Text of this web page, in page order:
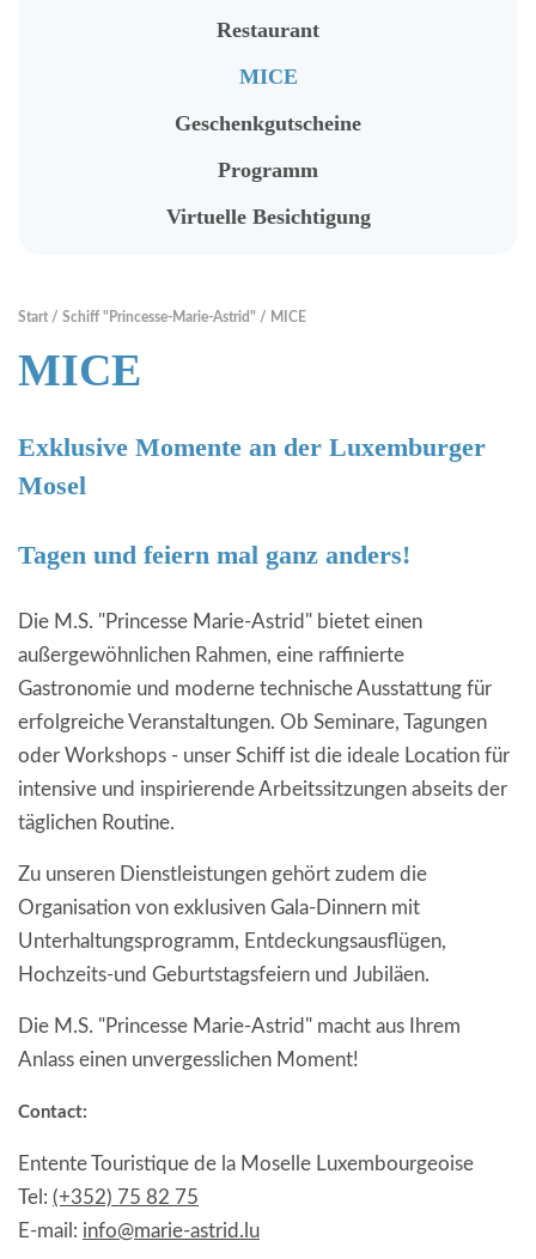
"RentaBike" Stationen
Material (Fahrrad, Helm...)
EVENTS
Restaurant
MICE
Geschenkgutscheine
Programm
Virtuelle Besichtigung
Start Schiff "Princesse-Marie-Astrid" MICE
MICE
Exklusive Momente an der Luxemburger
Mosel
Tagen und feiern mal ganz anders!
Die M.S. "Princesse Marie-Astrid" bietet einen
außergewöhnlichen Rahmen, eine raffinierte
Gastronomie und moderne technische Ausstattung für
erfolgreiche Veranstaltungen. Ob Seminare, Tagungen
oder Workshops - unser Schiff ist die ideale Location für
intensive und inspirierende Arbeitssitzungen abseits der
täglichen Routine.
Zu unseren Dienstleistungen gehört zudem die
Organisation von exklusiven Gala-Dinnern mit
Unterhaltungsprogramm, Entdeckungsausflügen,
Hochzeits-und Geburtstagsfeiern und Jubiläen.
Die M.S. "Princesse Marie-Astrid" macht aus Ihrem
Anlass einen unvergesslichen Moment!
Contact:
Entente Touristique de la Moselle Luxembourgeoise
Tel: (+352) 75 82 75
E-mail: info@marie-astrid.lu